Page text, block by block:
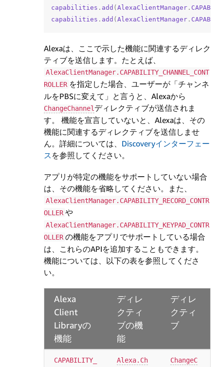
capabilities . add ( AlexaClientManager .
capabilities . add ( AlexaClientManager .
Alexaは、ここで示した機能に関連するディレク
ティブを送信します。たとえば、
AlexaClientManager.CAPABILITY_CHANNEL_CONT
ROLLER を指定した場合、ユーザーが「チャンネ
ルをPBSに変えて」と言うと、Alexaから
ChangeChannel ディレクティブが送信されま
す。 機能を宣言していないと、Alexaは、その
機能に関連するディレクティブを送信しませ
ん。詳細については、 Discoveryインターフェー
ス を参照してください。
アプリが特定の機能をサポートしていない場合
は、その機能を省略してください。また、
AlexaClientManager.CAPABILITY_RECORD_CONTR
OLLER や
AlexaClientManager.CAPABILITY_KEYPAD_CONTR
OLLER の機能をアプリでサポートしている場合
は、これらのAPIを追加することもできます。
機能については、以下の表を参照してくださ
い。
Alexa
Client
Libraryの
機能
ディレ
クティ
ブの機
能
ディレ
クティ
ブ
CAPABILITY_
Alexa.Ch
ChangeC